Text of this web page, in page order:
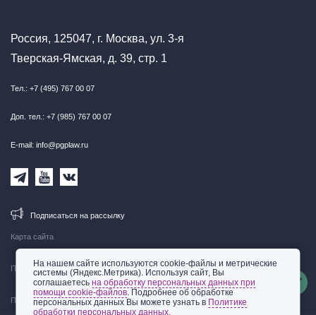
Карта сайта
Правовая информация
Политика обработки персональных данных
Россия, 125047, г. Москва, ул. 3-я
Тверская-Ямская, д. 39, стр. 1
Тел.: +7 (495) 767 00 07
Доп. тел.: +7 (985) 767 00 07
E-mail: info@pgplaw.ru
Подписаться на рассылку
На нашем сайте используются cookie-файлы и метрические
системы (Яндекс.Метрика). Используя сайт, Вы
соглашаетесьна обработку персональных данных при
помощи cookie-файлов. Подробнее об обработке
персональных данных Вы можете узнать в Политике
обработки персональных данных.